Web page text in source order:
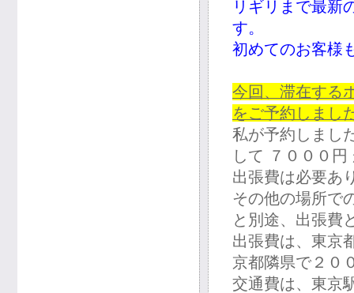
リギリまで最新
す。
初めてのお客様
今回、滞在する
をご予約しまし
私が予約しまし
して ７０００
出張費は必要あ
その他の場所で
と別途、出張費
出張費は、東京
京都隣県で２０
交通費は、東京